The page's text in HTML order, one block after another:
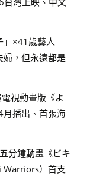
」×41歲藝人
婦，但永遠都是
視動畫版《よ
播出、首張海
分鐘動畫《ビキ
Warriors）首支